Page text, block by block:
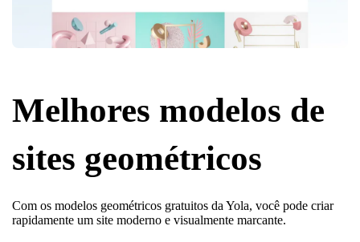
Melhores modelos de
sites geométricos
Com os modelos geométricos gratuitos da Yola, você pode criar
rapidamente um site moderno e visualmente marcante.